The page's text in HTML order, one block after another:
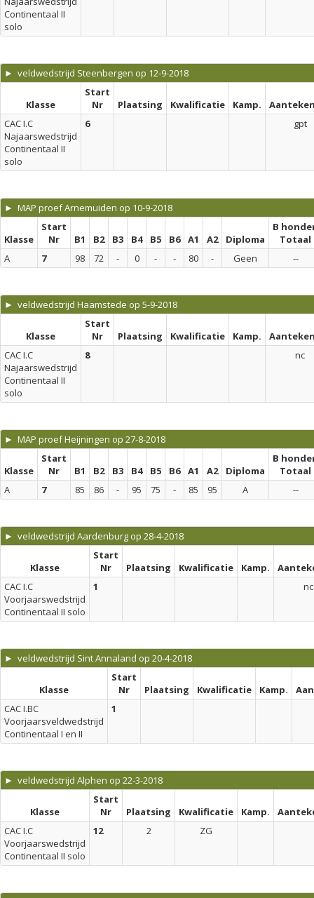
Continentaal II
solo
► veldwedstrijd Steenbergen op 12-9-2018
Klasse
Start
Nr
Plaatsing Kwalificatie Kamp.
CAC I.C
Najaarswedstrijd
Continentaal II
solo
6 gpt
► MAP proef Arnemuiden op 10-9-2018
Klasse
Start
Nr
B1 B2 B3 B4 B5 B6 A1 A2 Diploma
B
Totaal
A
7 98 72 - 0 - - 80 - Geen --
► veldwedstrijd Haamstede op 5-9-2018
Klasse
Start
Nr
Plaatsing Kwalificatie Kamp.
CAC I.C
Najaarswedstrijd
Continentaal II
solo
8 nc
► MAP proef Heijningen op 27-8-2018
Klasse
Start
Nr
B1 B2 B3 B4 B5 B6 A1 A2 Diploma
B
Totaal
A
7 85 86 - 95 75 - 85 95 A --
► veldwedstrijd Aardenburg op 28-4-2018
Klasse
Start
Nr
Plaatsing Kwalificatie Kamp.
CAC I.C
Voorjaarswedstrijd
Continentaal II solo
1 nc
► veldwedstrijd Sint Annaland op 20-4-2018
Klasse
Start
Nr
Plaatsing Kwalificatie Kamp.
CAC I.BC
Voorjaarsveldwedstrijd
Continentaal I en II
1
► veldwedstrijd Alphen op 22-3-2018
Klasse
Start
Nr
Plaatsing Kwalificatie Kamp.
CAC I.C
Voorjaarswedstrijd
Continentaal II solo
12 2 ZG